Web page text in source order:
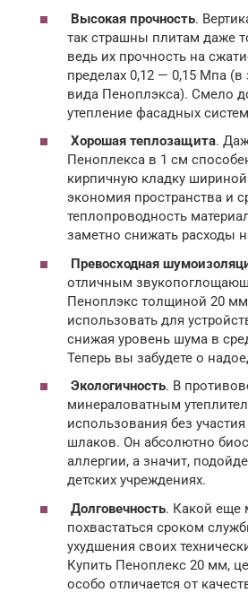
Высокая прочность.
так страшны плитам даже
ведь их прочность на
пределах 0,12 — 0,15 Мпа
вида Пеноплэкса). Смело
утепление фасадных
Хорошая теплозащита.
Пеноплекса в 1 см
кирпичную кладку
экономия пространства и
теплопроводность
заметно снижать расходы
Превосходная
отличным
Пеноплэкс толщиной 20
использовать для
снижая уровень шума в
Теперь вы забудете о
Экологичность. В
минераловатным
использования без
шлаков. Он абсолютно
аллергии, а значит,
детских учреждениях.
Долговечность. Какой еще
похвастаться сроком
ухудшения своих
Купить Пеноплекс 20 мм,
особо отличается от